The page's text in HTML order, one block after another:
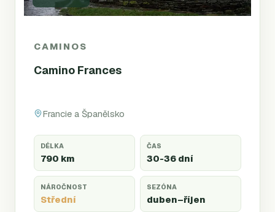
CAMINOS
Camino Frances
Francie a Španělsko
DÉLKA
790 km
ČAS
30-36 dní
NÁROČNOST
Střední
SEZÓNA
duben–říjen